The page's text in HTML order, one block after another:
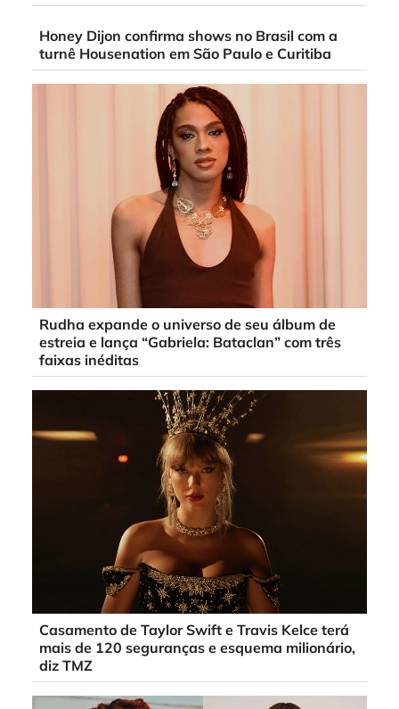
Honey Dijon confirma shows no Brasil com a
turnê Housenation em São Paulo e Curitiba
Rudha expande o universo de seu álbum de
estreia e lança “Gabriela: Bataclan” com três
faixas inéditas
Casamento de Taylor Swift e Travis Kelce terá
mais de 120 seguranças e esquema milionário,
diz TMZ